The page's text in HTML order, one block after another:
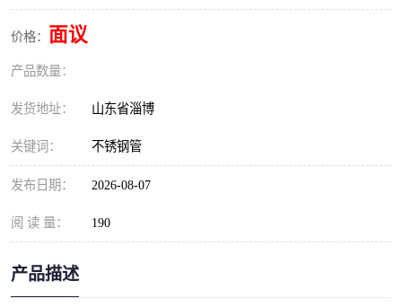
价格： 面议
产品数量：
发货地址： 山东省淄博
关键词： 不锈钢管
发布日期： 2026-08-07
阅 读 量： 190
产品描述